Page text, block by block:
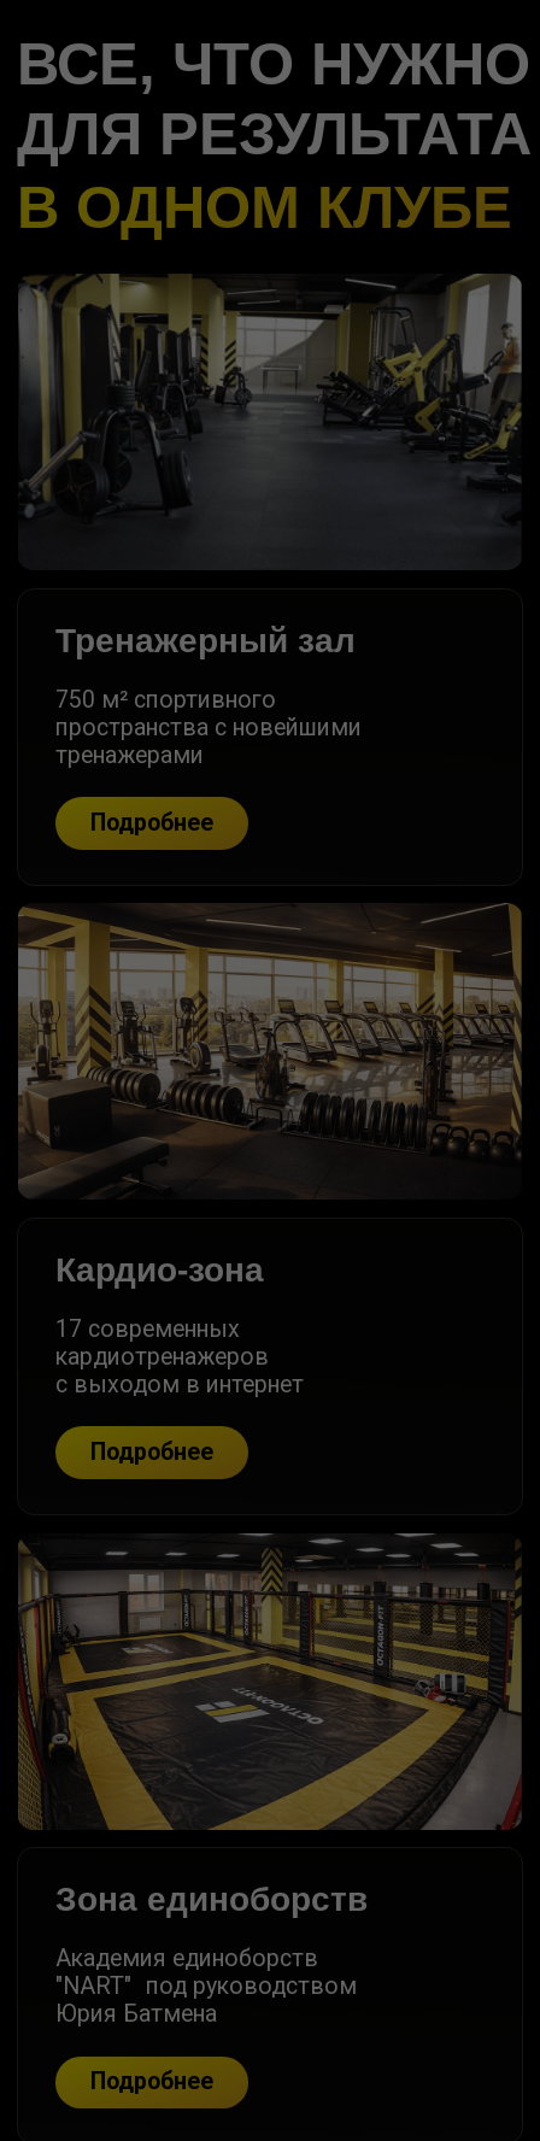
кардиотренажеров
с выходом в интернет
Подробнее
Академия единоборств
"NART" под руководством
Юрия Батмена
Зона единоборств
Полноценная зона кроссфита
и тяжелой атлетики
Подробнее
Более 18 программ для всех
возрастов и уровня подготовки
Групповые программы
Подробнее
Комфортная зона отдыха
Зона отдыха
Подробнее
РЕЗУЛЬТАТЫ
НАШИХ